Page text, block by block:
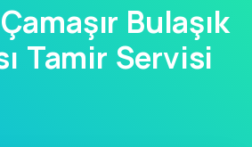
Bulaşık
Tamir Servisi